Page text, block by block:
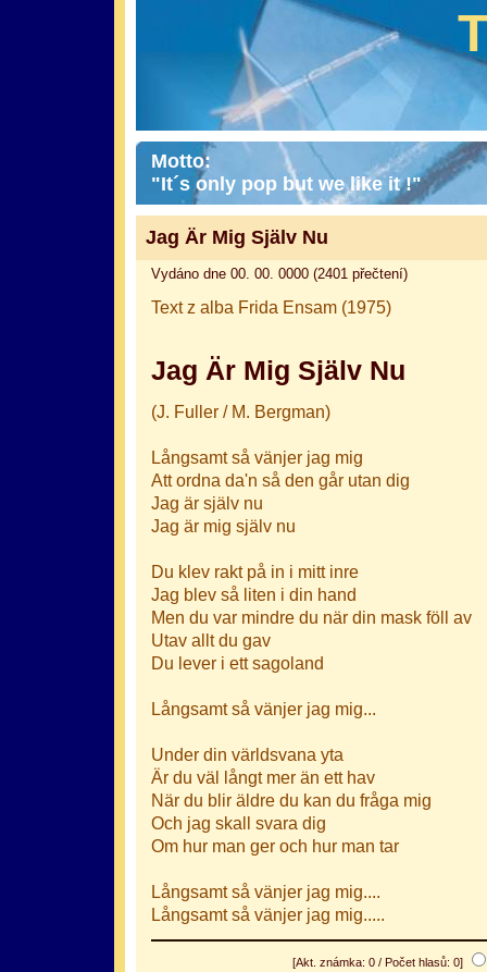
Motto:
"It´s only pop but we like it !"
Jag Är Mig Själv Nu
Vydáno dne 00. 00. 0000 (2401 přečtení)
Text z alba Frida Ensam (1975)
Jag Är Mig Själv Nu
(J. Fuller / M. Bergman)
Långsamt så vänjer jag mig
Att ordna da'n så den går utan dig
Jag är själv nu
Jag är mig själv nu
Du klev rakt på in i mitt inre
Jag blev så liten i din hand
Men du var mindre du när din mask föll av
Utav allt du gav
Du lever i ett sagoland
Långsamt så vänjer jag mig...
Under din världsvana yta
Är du väl långt mer än ett hav
När du blir äldre du kan du fråga mig
Och jag skall svara dig
Om hur man ger och hur man tar
Långsamt så vänjer jag mig....
Långsamt så vänjer jag mig.....
[Akt. známka: 0 / Počet hlasů: 0]